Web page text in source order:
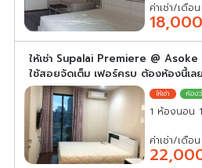
ค่าเช่า/เดือน
18,000
ให้เช่า Supalai Premiere @ Asoke
ใช้สอยจัดเต็ม เฟอร์ครบ ต้องห้องนี้เล
1 ห้องนอน
ค่าเช่า/เดือน